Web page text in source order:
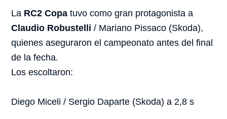
La RC2 Copa tuvo como gran protagonista a
Claudio Robustelli / Mariano Pissaco (Skoda),
quienes aseguraron el campeonato antes del final
de la fecha.
Los escoltaron:
Diego Miceli / Sergio Daparte (Skoda) a 2,8 s